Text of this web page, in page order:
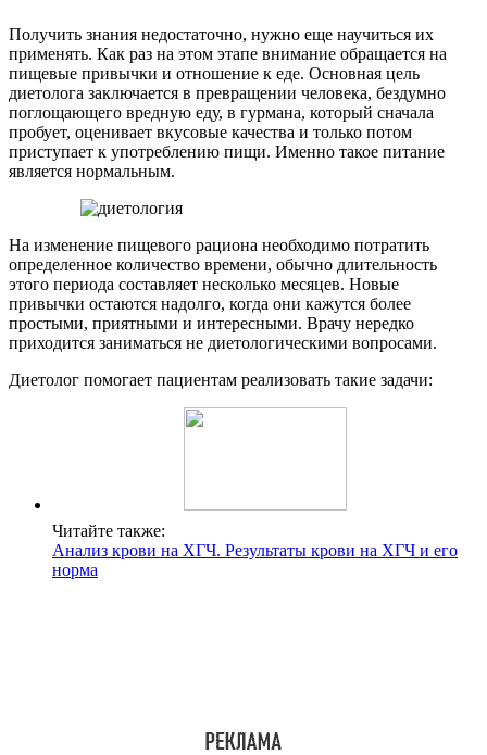
Получить знания недостаточно, нужно еще научиться их
применять. Как раз на этом этапе внимание обращается на
пищевые привычки и отношение к еде. Основная цель
диетолога заключается в превращении человека, бездумно
поглощающего вредную еду, в гурмана, который сначала
пробует, оценивает вкусовые качества и только потом
приступает к употреблению пищи. Именно такое питание
является нормальным.
На изменение пищевого рациона необходимо потратить
определенное количество времени, обычно длительность
этого периода составляет несколько месяцев. Новые
привычки остаются надолго, когда они кажутся более
простыми, приятными и интересными. Врачу нередко
приходится заниматься не диетологическими вопросами.
Диетолог помогает пациентам реализовать такие задачи:
Читайте также:
Анализ крови на ХГЧ. Результаты крови на ХГЧ и его
норма